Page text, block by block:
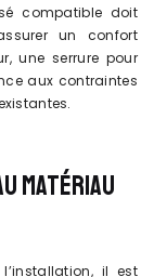
compatible doit
un confort
une serrure pour
aux contraintes
MATÉRIAU
il est